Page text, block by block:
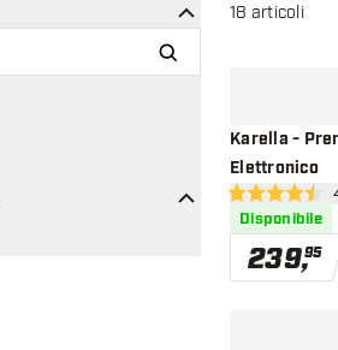
18 articoli
Karella -
Elettronico
4.5 stelle di
Disponibile
239,95